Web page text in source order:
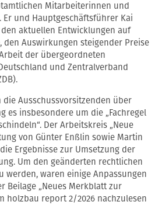
Mitarbeiterinnen und
und Hauptgeschäftsführer Kai
aktuellen Entwicklungen auf
den Auswirkungen steigender Preise
der übergeordneten
und Zentralverband
Ausschussvorsitzenden über
es insbesondere um die „Fachregel
Der Arbeitskreis „Neue
von Günter Enßlin sowie Martin
Ergebnisse zur Umsetzung der
Um den geänderten rechtlichen
werden, waren einige Anpassungen
Beilage „Neues Merkblatt zur
holzbau report 2/2026 nachzulesen